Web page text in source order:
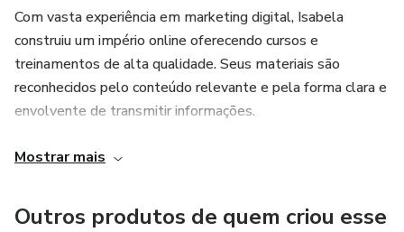
Com vasta experiência em marketing digital, Isabela
construiu um império online oferecendo cursos e
treinamentos de alta qualidade. Seus materiais são
reconhecidos pelo conteúdo relevante e pela forma clara e
envolvente de transmitir informações.
Com uma abordagem prática e acessível, Isabela capacita
aprender os fundamentos do marketing digital ou um
Mostrar mais
Outros produtos de quem criou esse